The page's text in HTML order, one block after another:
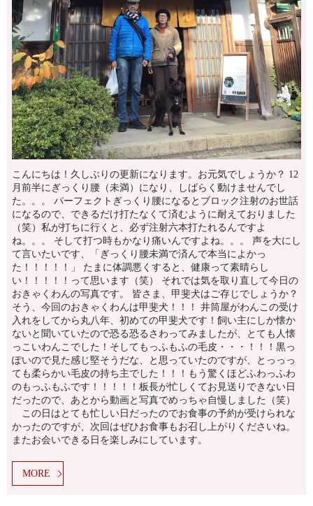
こんにちは！久しぶりの更新になります。お元気でしょうか？ 12
月前半にぎっくり腰（未満）になり、しばらく動けませんでし
た。。。 パーフェクトぎっくり腰になるとブロック注射のお世話
になるので、できるだけ打たなくて済むように耐えておりました
（笑）私が打ちに行くと、必ず注射六本打たれるんですよ
ね。。。 そして打つ時もかなり痛いんですよね。。。 声を大にし
て言いたいです、「ぎっくり腰未満で済んで本当によかっ
た！！！！！」 たまに体調悪くすると、健康って素晴らし
い！！！！！って思います（笑） それでは気を取り直して今日の
おきゃくわんの写真です。 皆さま、甲斐犬はご存じでしょうか？
そう、今回のおきゃくわんは甲斐犬！！！ 井筒屋がわんこの受け
入れをしてから丸八年、初めての甲斐犬です！飼い主にしか懐か
ないと聞いていたので恐る恐るさわってみましたが、とても人懐
っこいわんこでした！そしてもっふもふの毛皮・・・！！！黒っ
ぽいので見た感じ堅そうだな、と思っていたのですが、とっっっ
ても柔らかい毛皮の持ち主でした！！！もう驚くほどふわっふわ
のもっふもふです！！！！！板長が忙しくてお見送りできない日
だったので、あとから動画と写真でめっちゃ自慢しました（笑）
この日はとても忙しい日だったのでお食事の予約が受けられな
かったのですが、次回はぜひお食事もお召し上がりくださいね。
またお会いできる日を楽しみにしています。
MORE